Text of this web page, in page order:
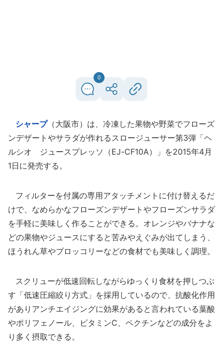
0
シャープ（大阪市）は、冷凍した果物や野菜でフローズ
ンデザートやサラダが作れるスロージューサー第3弾「ヘ
ルシオ ジュースプレッソ（EJ-CF10A）」を2015年4月
1日に発売する。
フィルターを付属の専用アタッチメントに付け替えるだ
けで、なめらかなフローズンデザートやフローズンサラダ
を手軽に美味しく作ることができる。オレンジやバナナな
どの果物やジュースにすると苦みやえぐみが出てしまう、
ほうれん草やブロッコリーなどの食材でも美味しく調理。
スクリューが低速回転しながらゆっくり食材を押しつぶ
す「低速圧縮絞り方式」を採用しているので、抗酸化作用
がありアンチエイジングに効果があると言われている葉酸
やポリフェノール、ビタミンC、ペクチンなどの成分をよ
り多く摂取できる。